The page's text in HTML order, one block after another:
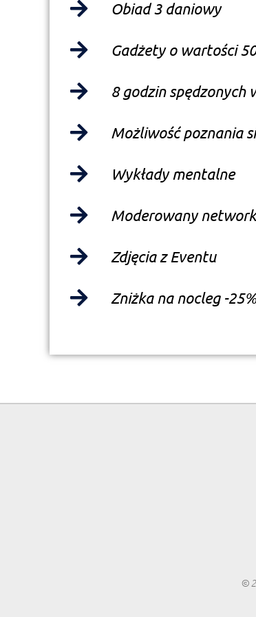
Obiad 3 daniowy
Gadżety o wartości
8 godzin spędzonych
Możliwość poznania
Wykłady mentalne
Moderowany
Zdjęcia z Eventu
Zniżka na nocleg -
©